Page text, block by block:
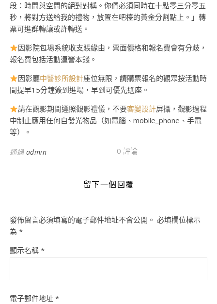
段：時間與空間的絕對對稱。你們必須同時在十點零三分零五
秒，將對方送給我的禮物，放置在吧檯的黃金分割點上。」轉
票可進群轉讓或許轉送。
因影院包場系統收支賬緣由，票面價格和報名費會有分歧，
報名費包括活動運營本錢。
因影廳中醫診所設計座位無限，請購票報名的觀眾按活動時
間提早15分鐘簽到進場，早到可優先選座。
請在觀影期間遵照觀影禮儀，不要客變設計屏攝，觀影過程
中制止應用任何自發光物品（如電腦、mobile_phone、手電
等）。
通過 admin 0 評論
留下一個回覆
發佈留言必須填寫的電子郵件地址不會公開。 必填欄位標示
為 *
顯示名稱 *
電子郵件地址 *